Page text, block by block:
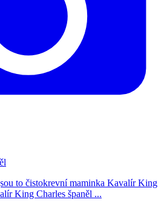
to čistokrevní maminka Kavalír King
King Charles španěl ...